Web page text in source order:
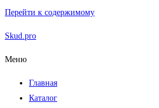
Перейти к содержимому
Skud.pro
Меню
Главная
Каталог